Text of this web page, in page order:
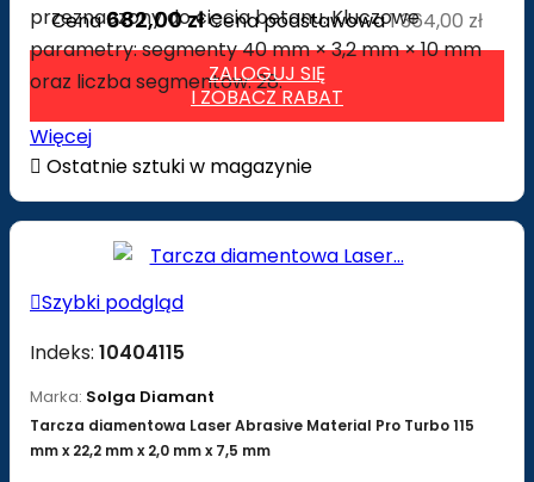
przeznaczony do cięcia betonu. Kluczowe
parametry: segmenty 40 mm × 3,2 mm × 10 mm
oraz liczba segmentów: 28.
Cena682,00 złCena podstawowa1 364,00 zł
ZALOGUJ SIĘ
I ZOBACZ RABAT
Więcej
 Ostatnie sztuki w magazynie
Szybki podgląd
Indeks: 10404115
Marka: Solga Diamant
Tarcza diamentowa Laser Abrasive Material Pro Turbo 115
mm x 22,2 mm x 2,0 mm x 7,5 mm